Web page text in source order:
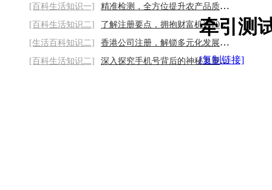
[百科生活知识一]
精准检测，全方位提升农产品质量2026/8/6
[百科生活知识二]
了解注册要点，拥抱财富机遇2026/8/6
[生活百科知识二]
香港公司注册，解锁多元化发展新路径2026/8
[百科生活知识二]
深入探究手机号背后的神秘力量2026/8/6
牵引测
[复制链接]